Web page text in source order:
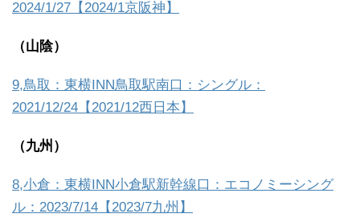
2024/1/27【2024/1京阪神】
（山陰）
9,鳥取：東横INN鳥取駅南口：シングル：
2021/12/24【2021/12西日本】
（九州）
8,小倉：東横INN小倉駅新幹線口：エコノミーシング
ル：2023/7/14【2023/7九州】